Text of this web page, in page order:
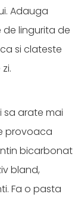
Adauga
lingurita de
si clateste
arate mai
provoaca
bicarbonat
bland,
Fa o pasta